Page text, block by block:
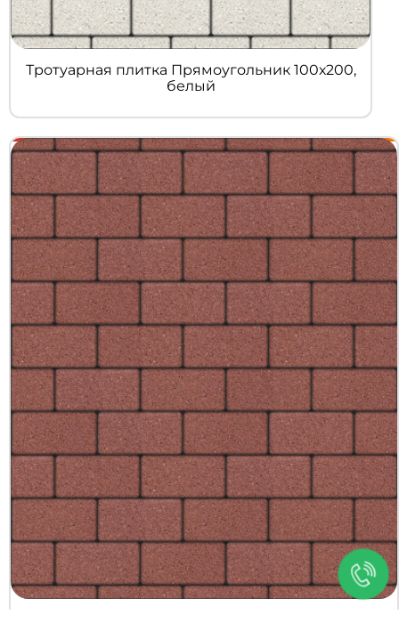
+7 (3452) 600-302
Телефон
zakaz@kedr.agency
E-mail
г. Тюмень,
ул. Гастелло д.80, 2 этаж
Адрес
Тротуарная плитка Прямоугольник 100х200,
белый